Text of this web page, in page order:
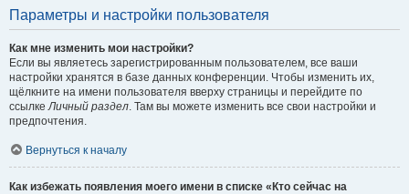
Параметры и настройки пользователя
Как мне изменить мои настройки?
Если вы являетесь зарегистрированным пользователем, все ваши
настройки хранятся в базе данных конференции. Чтобы изменить их,
щёлкните на имени пользователя вверху страницы и перейдите по
ссылкеЛичный раздел. Там вы можете изменить все свои настройки и
предпочтения.
Вернуться к началу
Как избежать появления моего имени в списке «Кто сейчас на